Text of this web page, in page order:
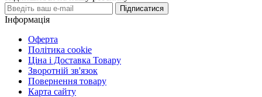
Підписатися
Інформація
Оферта
Політика cookie
Ціна і Доставка Товару
Зворотній зв'язок
Повернення товару
Карта сайту